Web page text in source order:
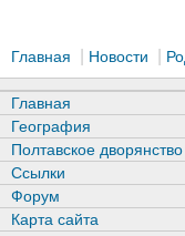
Главная Новости
Главная
География
Полтавское дворянство
Ссылки
Форум
Карта сайта